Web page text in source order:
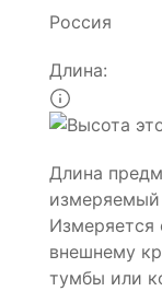
Россия
Длина:
Длина
измеряемый
Измеряется
внешнему
тумбы или